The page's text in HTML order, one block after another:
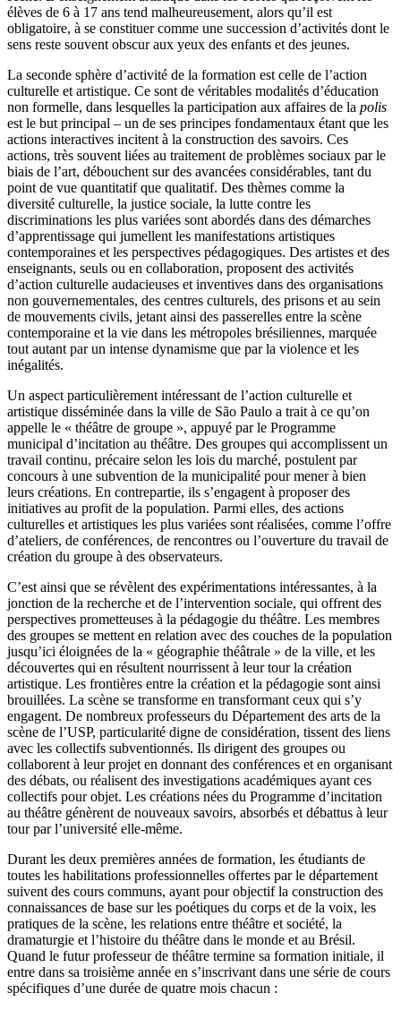
élèves de 6 à 17 ans tend malheureusement, alors qu’il est
obligatoire, à se constituer comme une succession d’activités dont le
sens reste souvent obscur aux yeux des enfants et des jeunes.
La seconde sphère d’activité de la formation est celle de l’action
culturelle et artistique. Ce sont de véritables modalités d’éducation
non formelle, dans lesquelles la participation aux affaires de la polis
est le but principal – un de ses principes fondamentaux étant que les
actions interactives incitent à la construction des savoirs. Ces
actions, très souvent liées au traitement de problèmes sociaux par le
biais de l’art, débouchent sur des avancées considérables, tant du
point de vue quantitatif que qualitatif. Des thèmes comme la
diversité culturelle, la justice sociale, la lutte contre les
discriminations les plus variées sont abordés dans des démarches
d’apprentissage qui jumellent les manifestations artistiques
contemporaines et les perspectives pédagogiques. Des artistes et des
enseignants, seuls ou en collaboration, proposent des activités
d’action culturelle audacieuses et inventives dans des organisations
non gouvernementales, des centres culturels, des prisons et au sein
de mouvements civils, jetant ainsi des passerelles entre la scène
contemporaine et la vie dans les métropoles brésiliennes, marquée
tout autant par un intense dynamisme que par la violence et les
inégalités.
Un aspect particulièrement intéressant de l’action culturelle et
artistique disséminée dans la ville de São Paulo a trait à ce qu’on
appelle le « théâtre de groupe », appuyé par le Programme
municipal d’incitation au théâtre. Des groupes qui accomplissent un
travail continu, précaire selon les lois du marché, postulent par
concours à une subvention de la municipalité pour mener à bien
leurs créations. En contrepartie, ils s’engagent à proposer des
initiatives au profit de la population. Parmi elles, des actions
culturelles et artistiques les plus variées sont réalisées, comme l’offre
d’ateliers, de conférences, de rencontres ou l’ouverture du travail de
création du groupe à des observateurs.
C’est ainsi que se révèlent des expérimentations intéressantes, à la
jonction de la recherche et de l’intervention sociale, qui offrent des
perspectives prometteuses à la pédagogie du théâtre. Les membres
des groupes se mettent en relation avec des couches de la population
jusqu’ici éloignées de la « géographie théâtrale » de la ville, et les
découvertes qui en résultent nourrissent à leur tour la création
artistique. Les frontières entre la création et la pédagogie sont ainsi
brouillées. La scène se transforme en transformant ceux qui s’y
engagent. De nombreux professeurs du Département des arts de la
scène de l’USP, particularité digne de considération, tissent des liens
avec les collectifs subventionnés. Ils dirigent des groupes ou
collaborent à leur projet en donnant des conférences et en organisant
des débats, ou réalisent des investigations académiques ayant ces
collectifs pour objet. Les créations nées du Programme d’incitation
au théâtre génèrent de nouveaux savoirs, absorbés et débattus à leur
tour par l’université elle-même.
Durant les deux premières années de formation, les étudiants de
toutes les habilitations professionnelles offertes par le département
suivent des cours communs, ayant pour objectif la construction des
connaissances de base sur les poétiques du corps et de la voix, les
pratiques de la scène, les relations entre théâtre et société, la
dramaturgie et l’histoire du théâtre dans le monde et au Brésil.
Quand le futur professeur de théâtre termine sa formation initiale, il
entre dans sa troisième année en s’inscrivant dans une série de cours
spécifiques d’une durée de quatre mois chacun :